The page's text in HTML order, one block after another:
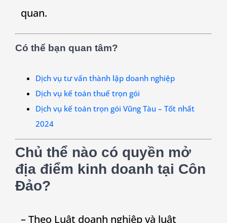
quan.
Có thể bạn quan tâm?
Dịch vụ tư vấn thành lập doanh nghiệp
Dịch vụ kế toán thuế trọn gói
Dịch vụ kế toán trọn gói Vũng Tàu – Tốt nhất
2024
Chủ thể nào có quyền mở
địa điểm kinh doanh tại Côn
Đảo?
– Theo Luật doanh nghiệp và luật